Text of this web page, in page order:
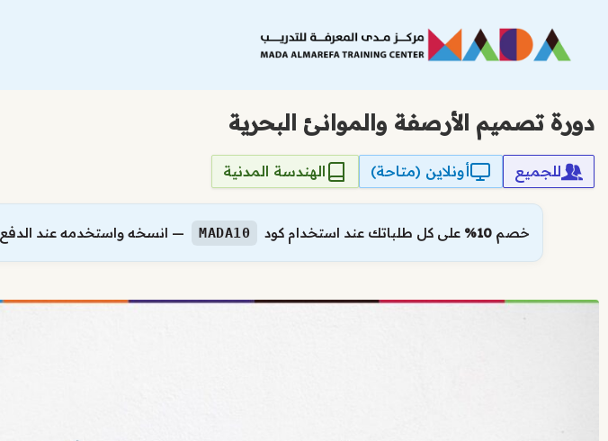
المحتوى
دورة تصميم الأرصفة والموانئ البحرية
للجميع أونلاين (متاحة) الهندسة المدنية
خصم 10% على كل طلباتك عند استخدام كود MADA10 — انسخه واستخدمه عند الدفع